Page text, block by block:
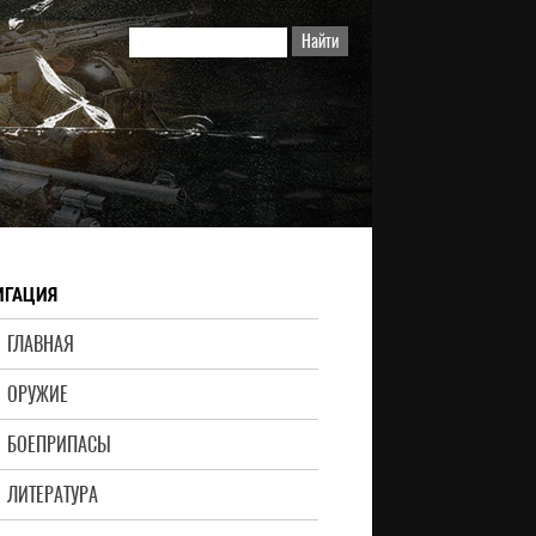
ГЛАВНАЯ
ОРУЖИЕ
БОЕПРИПАСЫ
ЛИТЕРАТУРА